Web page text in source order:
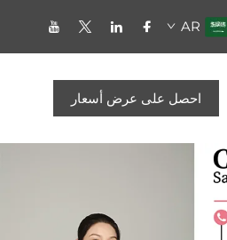
AR
احصل على عرض أسعار